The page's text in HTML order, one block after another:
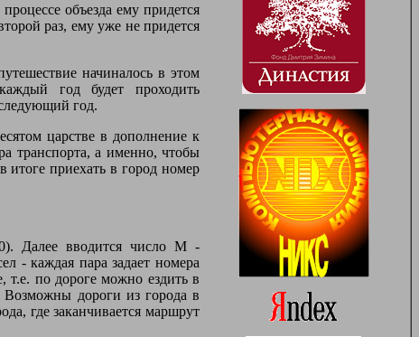
объезда ему придется
раз, ему уже не придется
начиналось в этом
год будет проходить
год.
царстве в дополнение к
транспорта, а именно, чтобы
итоге приехать в город номер
Далее вводится число M -
- каждая пара задает номера
т.е. по дороге можно ездить в
дороги из города в
где заканчивается маршрут